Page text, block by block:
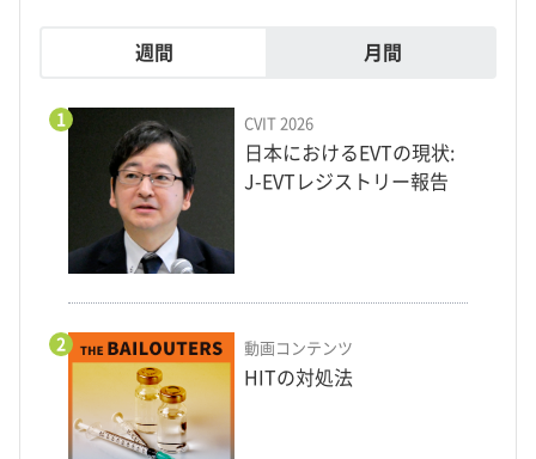
週間 月間
1 CVIT 2026
日本におけるEVTの現状:
J-EVTレジストリー報告
2 動画コンテンツ
HITの対処法